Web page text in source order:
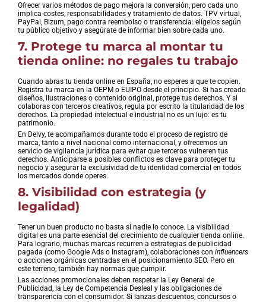
Ofrecer varios métodos de pago mejora la conversión, pero cada uno
implica costes, responsabilidades y tratamiento de datos. TPV virtual,
PayPal, Bizum, pago contra reembolso o transferencia: elígelos según
tu público objetivo y asegúrate de informar bien sobre cada uno.
7. Protege tu marca al montar tu
tienda online: no regales tu trabajo
Cuando abras tu tienda online en España, no esperes a que te copien.
Registra tu marca en la OEPM o EUIPO desde el principio. Si has creado
diseños, ilustraciones o contenido original, protege tus derechos. Y si
colaboras con terceros creativos, regula por escrito la titularidad de los
derechos. La propiedad intelectual e industrial no es un lujo: es tu
patrimonio.
En Delvy, te acompañamos durante todo el proceso de registro de
marca, tanto a nivel nacional como internacional, y ofrecemos un
servicio de vigilancia jurídica para evitar que terceros vulneren tus
derechos. Anticiparse a posibles conflictos es clave para proteger tu
negocio y asegurar la exclusividad de tu identidad comercial en todos
los mercados donde operes.
8. Visibilidad con estrategia (y
legalidad)
Tener un buen producto no basta si nadie lo conoce. La visibilidad
digital es una parte esencial del crecimiento de cualquier tienda online.
Para lograrlo, muchas marcas recurren a estrategias de publicidad
pagada (como Google Ads o Instagram), colaboraciones con influencers
o acciones orgánicas centradas en el posicionamiento SEO. Pero en
este terreno, también hay normas que cumplir.
Las acciones promocionales deben respetar la Ley General de
Publicidad, la Ley de Competencia Desleal y las obligaciones de
transparencia con el consumidor. Si lanzas descuentos, concursos o